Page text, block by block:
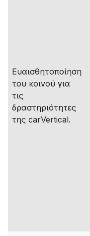
Ευαισθητοποίηση
του κοινού για
τις
δραστηριότητες
της carVertical.